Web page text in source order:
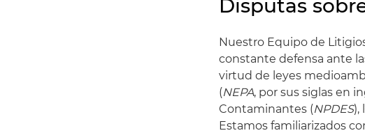
Disputas
Nuestro Equipo de
constante defensa ante
virtud de leyes
(NEPA, por sus siglas en
Contaminantes (NPDES),
Estamos familiarizados